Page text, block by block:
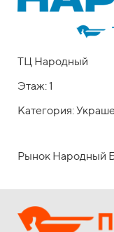
ТЦ Народный
Этаж: 1
Категория:
Рынок Народный